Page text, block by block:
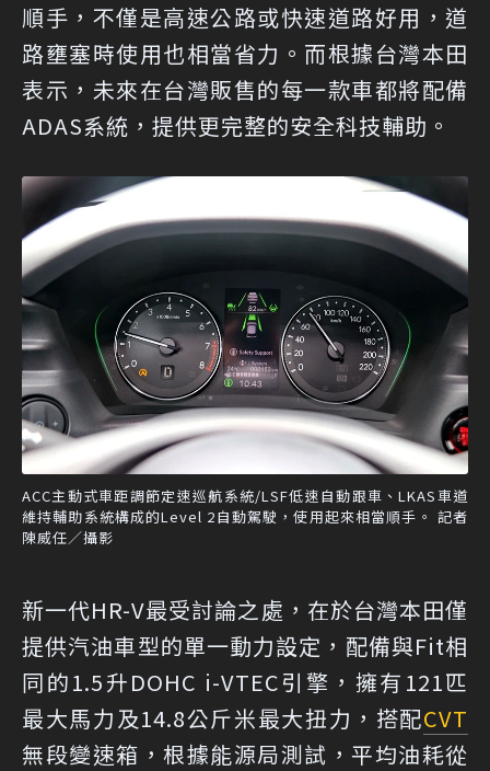
順手，不僅是高速公路或快速道路好用，道
路壅塞時使用也相當省力。而根據台灣本田
表示，未來在台灣販售的每一款車都將配備
ADAS系統，提供更完整的安全科技輔助。
ACC主動式車距調節定速巡航系統/LSF低速自動跟車、LKAS車道
維持輔助系統構成的Level 2自動駕駛，使用起來相當順手。 記者
陳威任／攝影
新一代HR-V最受討論之處，在於台灣本田僅
提供汽油車型的單一動力設定，配備與Fit相
同的1.5升DOHC i-VTEC引擎，擁有121匹
最大馬力及14.8公斤米最大扭力，搭配CVT
無段變速箱，根據能源局測試，平均油耗從